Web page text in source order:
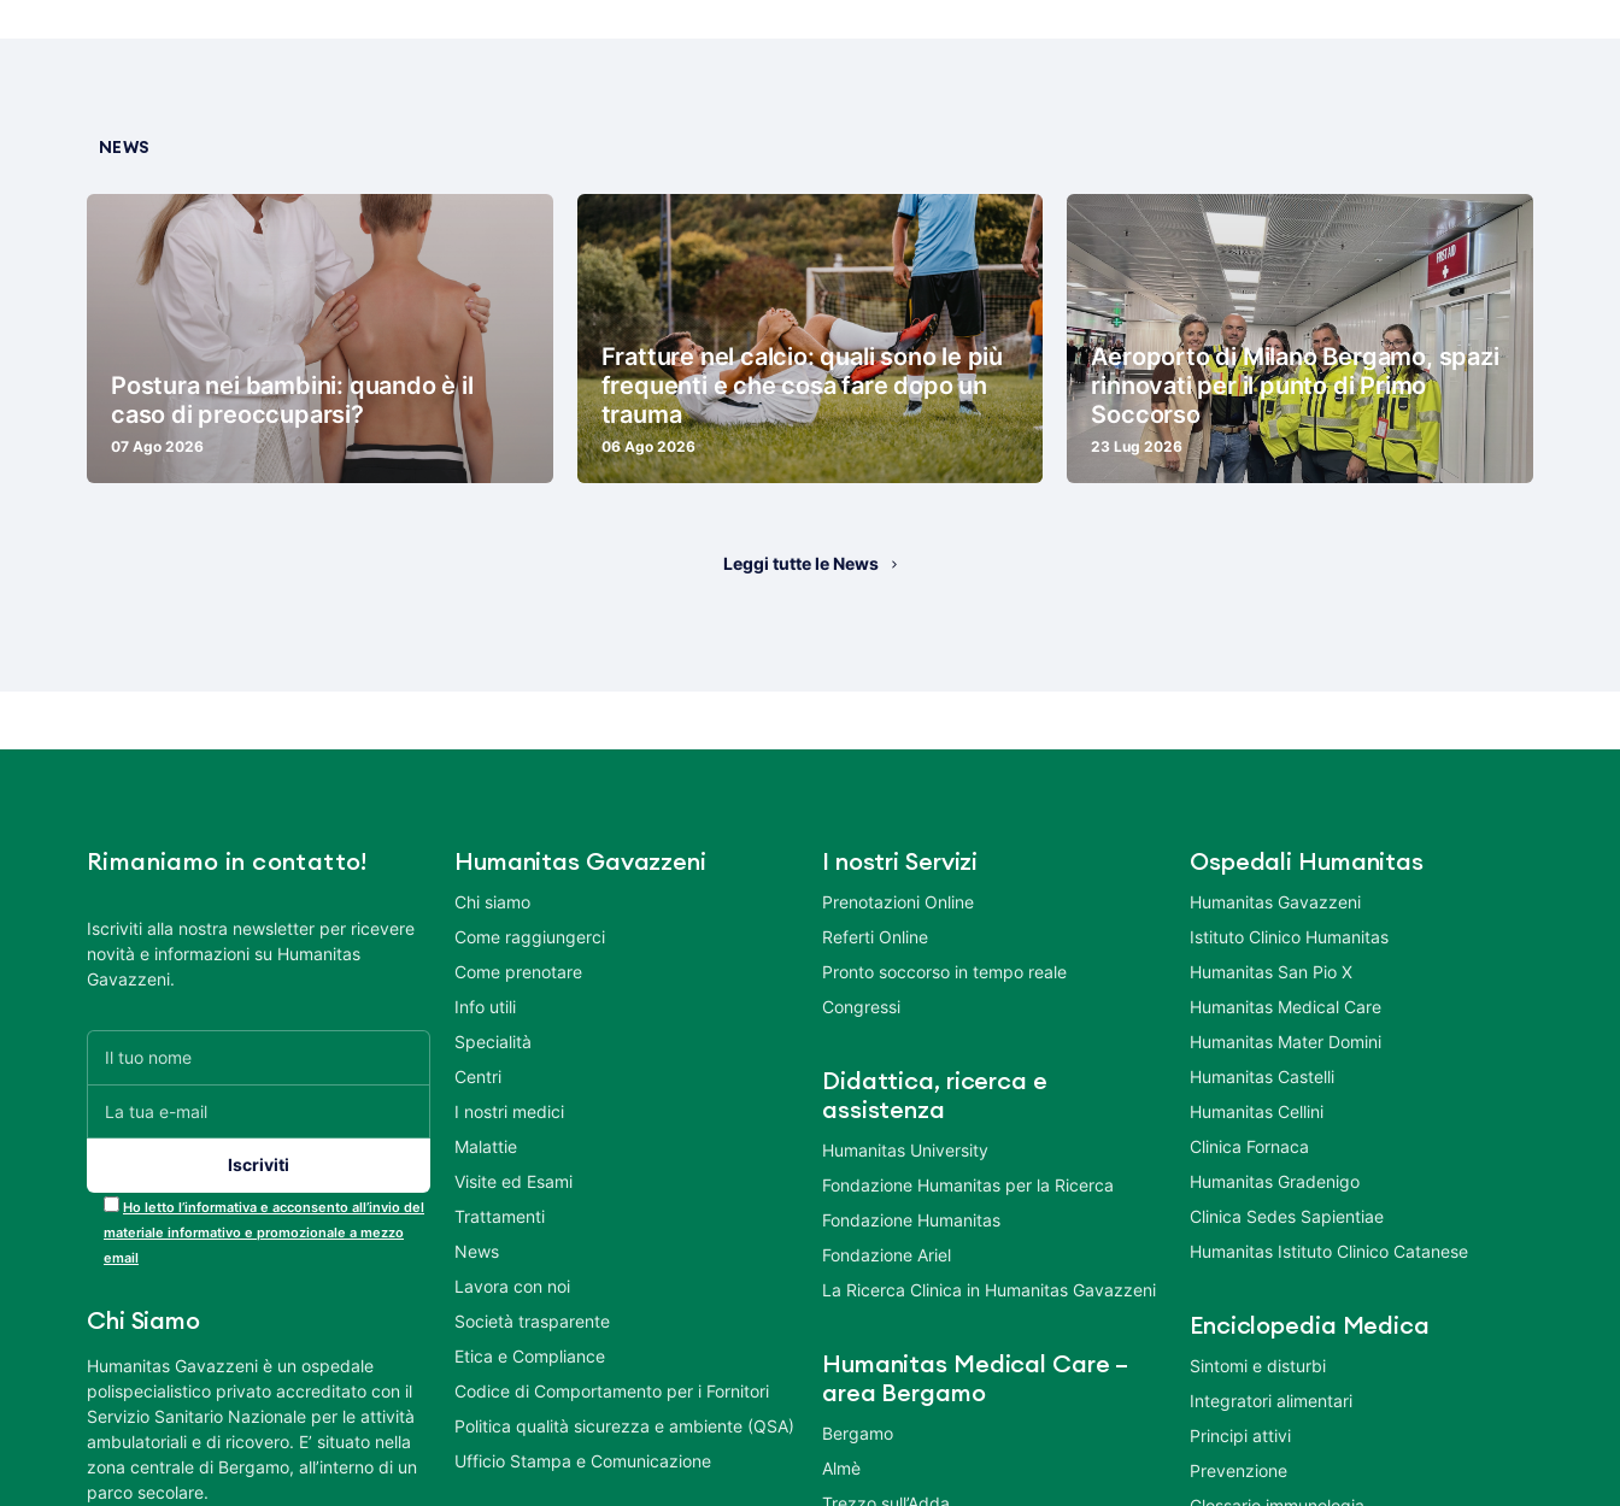
NEWS
Postura nei bambini: quando è il
caso di preoccuparsi?
07 Ago 2026
Fratture nel calcio: quali sono le più
frequenti e che cosa fare dopo un
trauma
06 Ago 2026
Aeroporto di Milano Bergamo, spazi
rinnovati per il punto di Primo
Soccorso
23 Lug 2026
Leggi tutte le News
Rimaniamo in contatto!
Iscriviti alla nostra newsletter per ricevere
novità e informazioni su Humanitas
Gavazzeni.
Ho letto l’informativa e acconsento all’invio del
materiale informativo e promozionale a mezzo
email
Chi Siamo
Humanitas Gavazzeni è un ospedale
polispecialistico privato accreditato con il
Servizio Sanitario Nazionale per le attività
ambulatoriali e di ricovero. E’ situato nella
zona centrale di Bergamo, all’interno di un
parco secolare.
Humanitas Gavazzeni
Chi siamo
Come raggiungerci
Come prenotare
Info utili
Specialità
Centri
I nostri medici
Malattie
Visite ed Esami
Trattamenti
News
Lavora con noi
Società trasparente
Etica e Compliance
Codice di Comportamento per i Fornitori
Politica qualità sicurezza e ambiente (QSA)
Ufficio Stampa e Comunicazione
I nostri Servizi
Prenotazioni Online
Referti Online
Pronto soccorso in tempo reale
Congressi
Didattica, ricerca e
assistenza
Humanitas University
Fondazione Humanitas per la Ricerca
Fondazione Humanitas
Fondazione Ariel
La Ricerca Clinica in Humanitas Gavazzeni
Humanitas Medical Care –
area Bergamo
Bergamo
Almè
Ospedali Humanitas
Humanitas Gavazzeni
Istituto Clinico Humanitas
Humanitas San Pio X
Humanitas Medical Care
Humanitas Mater Domini
Humanitas Castelli
Humanitas Cellini
Clinica Fornaca
Humanitas Gradenigo
Clinica Sedes Sapientiae
Humanitas Istituto Clinico Catanese
Enciclopedia Medica
Sintomi e disturbi
Integratori alimentari
Principi attivi
Prevenzione